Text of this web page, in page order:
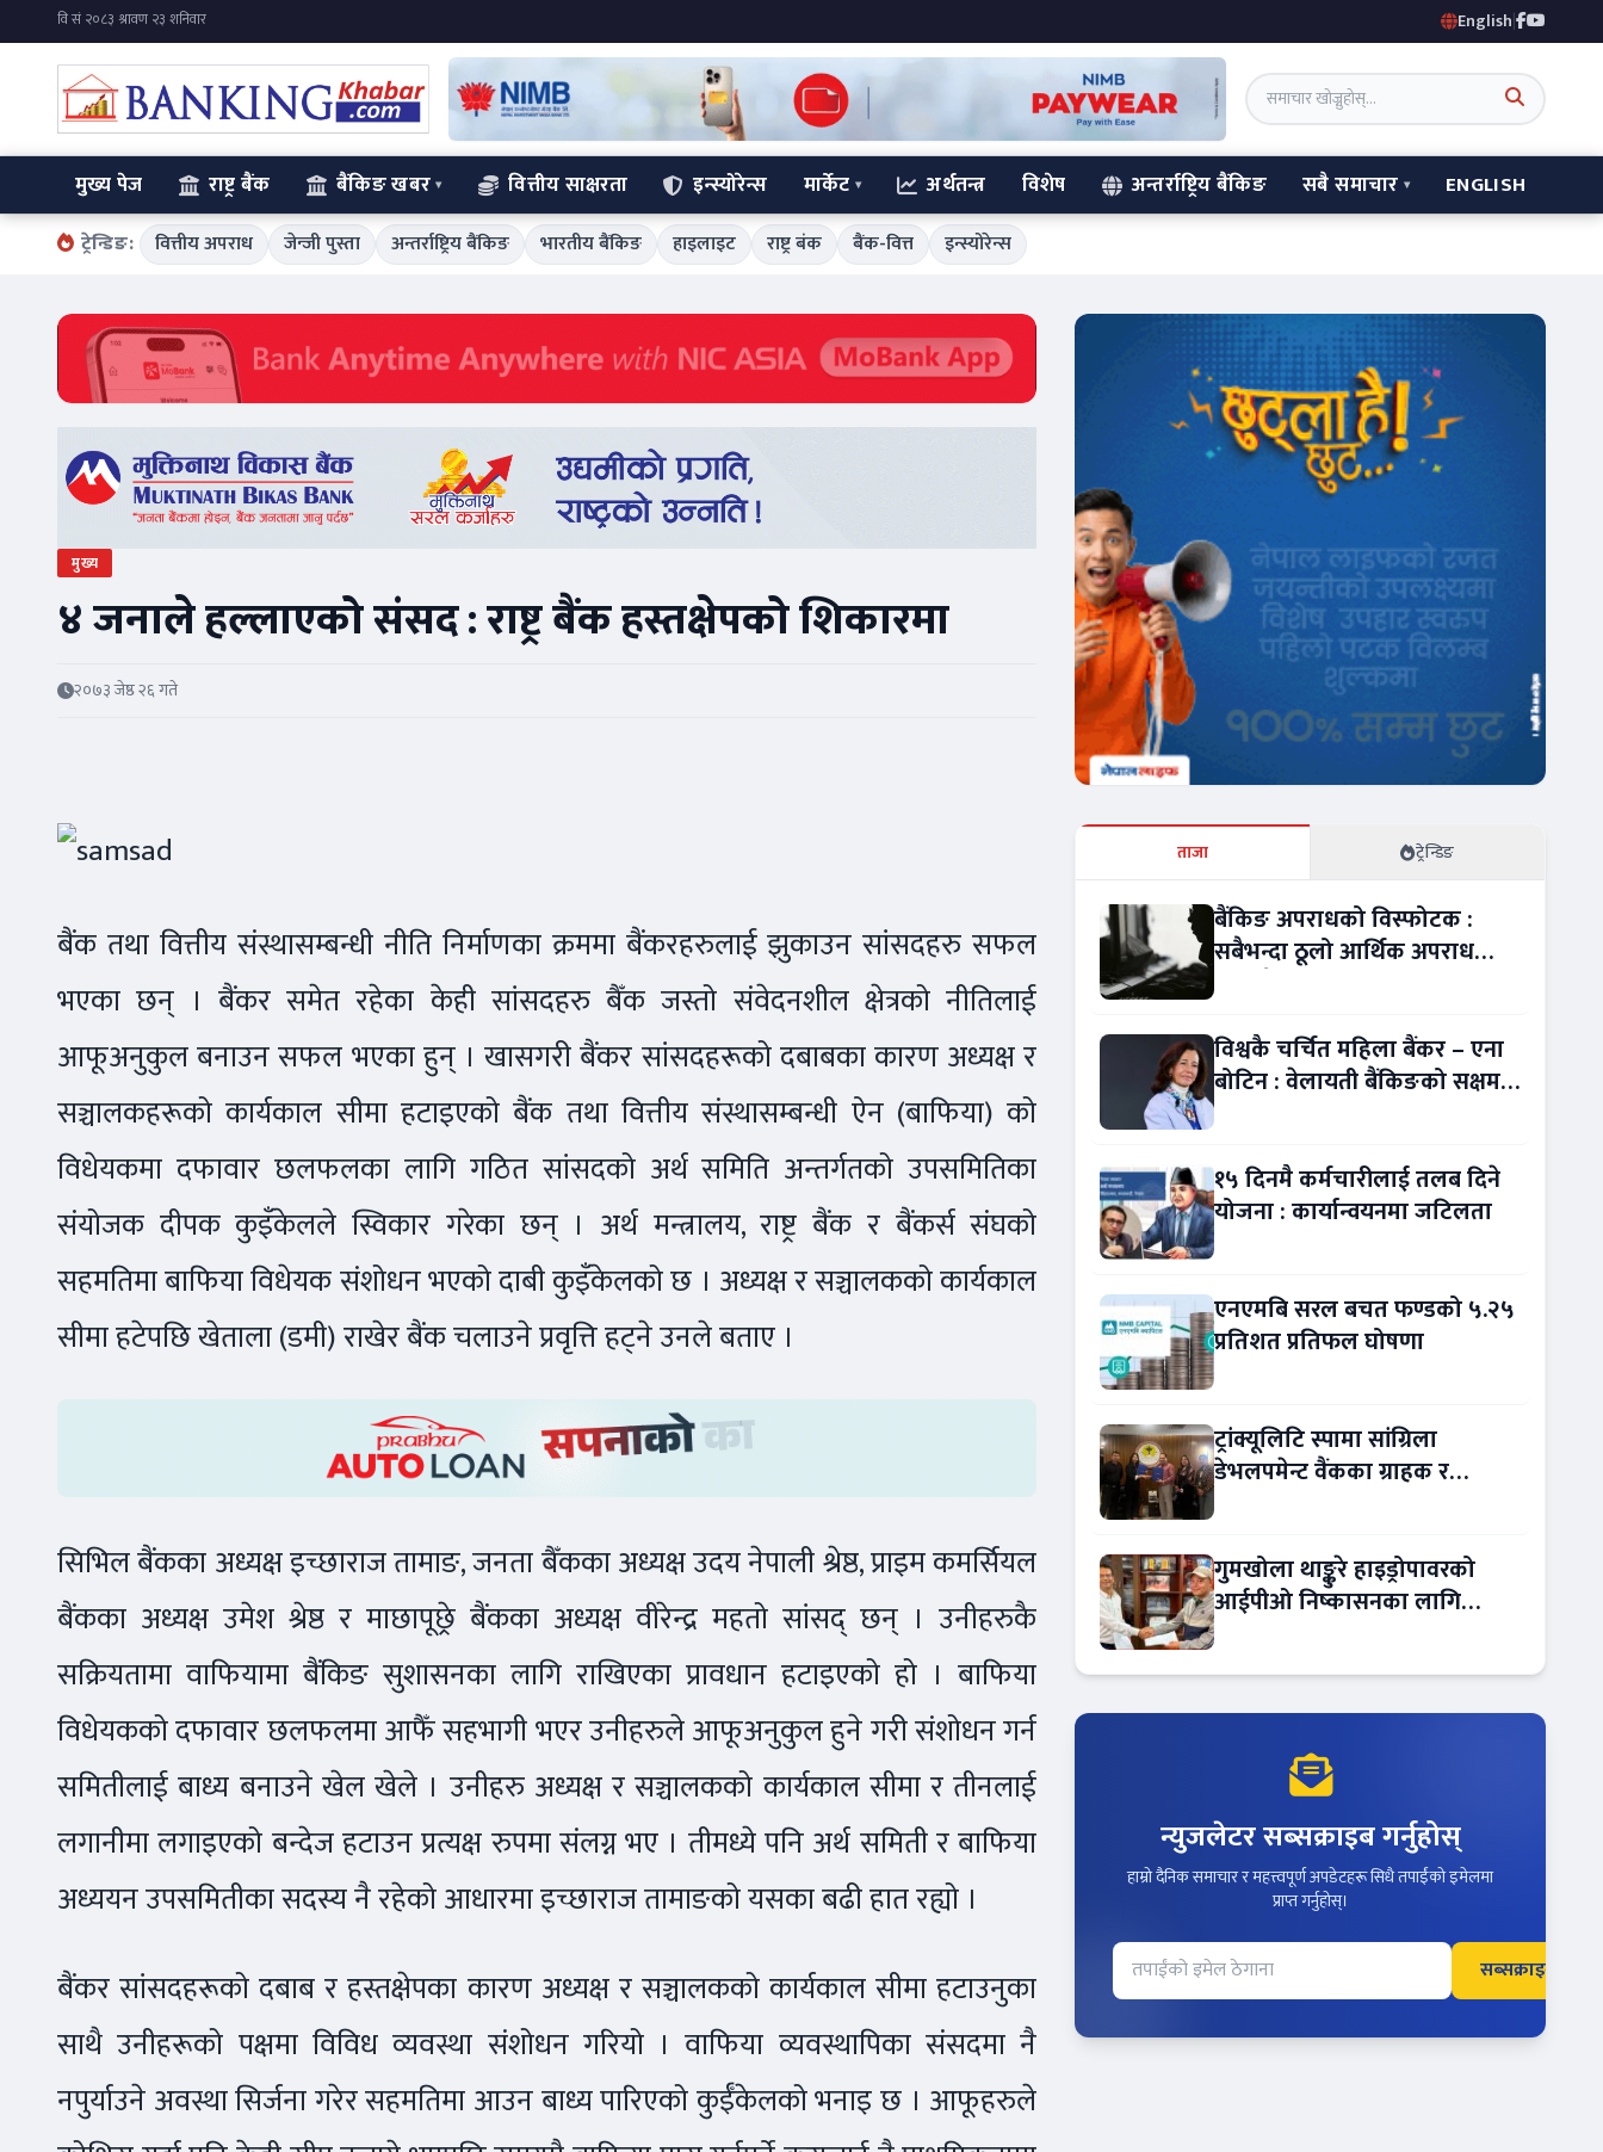
English|
मुख्य पेज राष्ट्र बैंक बैंकिङ खबर वित्तीय साक्षरता इन्स्योरेन्स मार्केट अर्थतन्त्र विशेष अन्तर्राष्ट्रिय बैंकिङ सबै समाचार ENGLISH
ट्रेन्डिङ: वित्तीय अपराध जेन्जी पुस्ता अन्तर्राष्ट्रिय बैंकिङ भारतीय बैंकिङ हाइलाइट राष्ट्र बंक बैंक-वित्त इन्स्योरेन्स
मुख्य
४ जनाले हल्लाएको संसद : राष्ट्र बैंक हस्तक्षेपको शिकारमा
२०७३ जेष्ठ २६ गते
बैंक तथा वित्तीय संस्थासम्बन्धी नीति निर्माणका क्रममा बैंकरहरुलाई झुकाउन सांसदहरु सफल
भएका छन् । बैंकर समेत रहेका केही सांसदहरु बैँक जस्तो संवेदनशील क्षेत्रको नीतिलाई
आफूअनुकुल बनाउन सफल भएका हुन् । खासगरी बैंकर सांसदहरूको दबाबका कारण अध्यक्ष र
सञ्चालकहरूको कार्यकाल सीमा हटाइएको बैंक तथा वित्तीय संस्थासम्बन्धी ऐन (बाफिया) को
विधेयकमा दफावार छलफलका लागि गठित सांसदको अर्थ समिति अन्तर्गतको उपसमितिका
संयोजक दीपक कुइँकेलले स्विकार गरेका छन् । अर्थ मन्त्रालय, राष्ट्र बैंक र बैंकर्स संघको
सहमतिमा बाफिया विधेयक संशोधन भएको दाबी कुइँकेलको छ । अध्यक्ष र सञ्चालकको कार्यकाल
सीमा हटेपछि खेताला (डमी) राखेर बैंक चलाउने प्रवृत्ति हट्ने उनले बताए ।
सिभिल बैंकका अध्यक्ष इच्छाराज तामाङ, जनता बैँकका अध्यक्ष उदय नेपाली श्रेष्ठ, प्राइम कमर्सियल
बैंकका अध्यक्ष उमेश श्रेष्ठ र माछापूछ्रे बैंकका अध्यक्ष वीरेन्द्र महतो सांसद् छन् । उनीहरुकै
सक्रियतामा वाफियामा बैंकिङ सुशासनका लागि राखिएका प्रावधान हटाइएको हो । बाफिया
विधेयकको दफावार छलफलमा आफैँ सहभागी भएर उनीहरुले आफूअनुकुल हुने गरी संशोधन गर्न
समितीलाई बाध्य बनाउने खेल खेले । उनीहरु अध्यक्ष र सञ्चालकको कार्यकाल सीमा र तीनलाई
लगानीमा लगाइएको बन्देज हटाउन प्रत्यक्ष रुपमा संलग्न भए । तीमध्ये पनि अर्थ समिती र बाफिया
अध्ययन उपसमितीका सदस्य नै रहेको आधारमा इच्छाराज तामाङको यसका बढी हात रह्यो ।
बैंकर सांसदहरूको दबाब र हस्तक्षेपका कारण अध्यक्ष र सञ्चालकको कार्यकाल सीमा हटाउनुका
साथै उनीहरूको पक्षमा विविध व्यवस्था संशोधन गरियो । वाफिया व्यवस्थापिका संसदमा नै
नपुर्याउने अवस्था सिर्जना गरेर सहमतिमा आउन बाध्य पारिएको कुईँकेलको भनाइ छ । आफूहरुले
ताजा ट्रेन्डिङ
बैंकिङ अपराधको विस्फोटक :
सबैभन्दा ठूलो आर्थिक अपराध
विश्वकै चर्चित महिला बैंकर – एना
बोटिन : वेलायती बैंकिङको सक्षम
१५ दिनमै कर्मचारीलाई तलब दिने
योजना : कार्यान्वयनमा जटिलता
एनएमबि सरल बचत फण्डको ५.२५
प्रतिशत प्रतिफल घोषणा
ट्रांक्यूलिटि स्पामा सांग्रिला
डेभलपमेन्ट वैंकका ग्राहक र
गुमखोला थाङ्कुरे हाइड्रोपावरको
आईपीओ निष्कासनका लागि
न्युजलेटर सब्सक्राइब गर्नुहोस्
हाम्रो दैनिक समाचार र महत्त्वपूर्ण अपडेटहरू सिधै तपाईंको इमेलमा
प्राप्त गर्नुहोस्।
सब्सक्राइब